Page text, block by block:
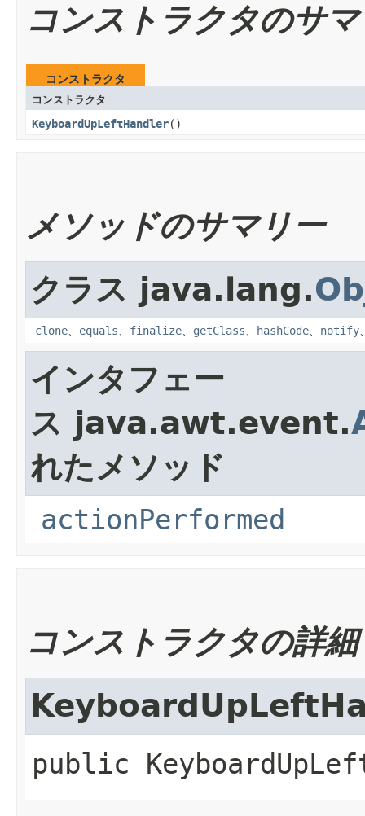
コンストラクタのサ
コンストラクタ
コンストラクタ
KeyboardUpLeftHandler()
メソッドのサマリー
クラス java.lang.
clone、 equals、 finalize、 getClass、 hashCode、 notify
インタフェー
ス java.awt.event.
れたメソッド
actionPerformed
コンストラクタの詳細
public